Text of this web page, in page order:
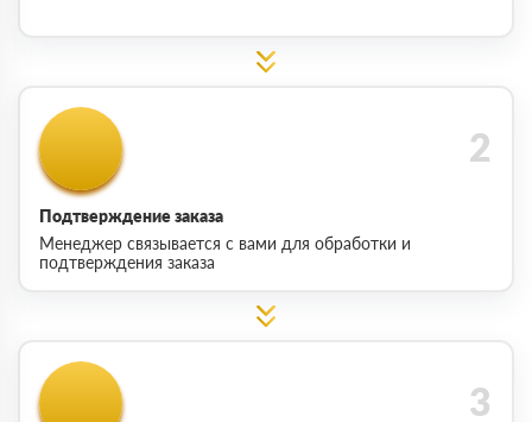
Подтверждение заказа
Менеджер связывается с вами для обработки и
подтверждения заказа